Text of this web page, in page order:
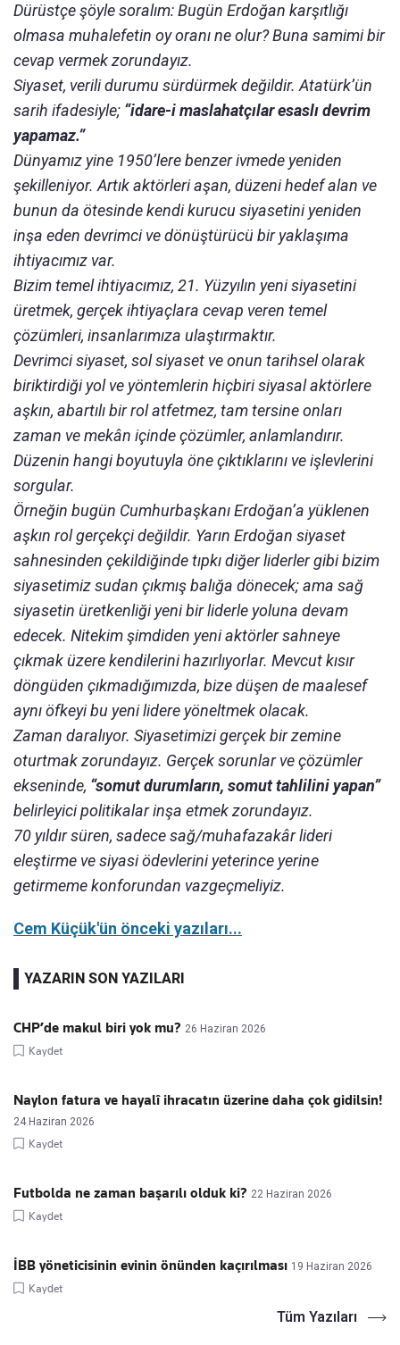
Dürüstçe şöyle soralım: Bugün Erdoğan karşıtlığı
olmasa muhalefetin oy oranı ne olur? Buna samimi bir
cevap vermek zorundayız.
Siyaset, verili durumu sürdürmek değildir. Atatürk’ün
sarih ifadesiyle; “idare-i maslahatçılar esaslı devrim
yapamaz.”
Dünyamız yine 1950’lere benzer ivmede yeniden
şekilleniyor. Artık aktörleri aşan, düzeni hedef alan ve
bunun da ötesinde kendi kurucu siyasetini yeniden
inşa eden devrimci ve dönüştürücü bir yaklaşıma
ihtiyacımız var.
Bizim temel ihtiyacımız, 21. Yüzyılın yeni siyasetini
üretmek, gerçek ihtiyaçlara cevap veren temel
çözümleri, insanlarımıza ulaştırmaktır.
Devrimci siyaset, sol siyaset ve onun tarihsel olarak
biriktirdiği yol ve yöntemlerin hiçbiri siyasal aktörlere
aşkın, abartılı bir rol atfetmez, tam tersine onları
zaman ve mekân içinde çözümler, anlamlandırır.
Düzenin hangi boyutuyla öne çıktıklarını ve işlevlerini
sorgular.
Örneğin bugün Cumhurbaşkanı Erdoğan’a yüklenen
aşkın rol gerçekçi değildir. Yarın Erdoğan siyaset
sahnesinden çekildiğinde tıpkı diğer liderler gibi bizim
siyasetimiz sudan çıkmış balığa dönecek; ama sağ
siyasetin üretkenliği yeni bir liderle yoluna devam
edecek. Nitekim şimdiden yeni aktörler sahneye
çıkmak üzere kendilerini hazırlıyorlar. Mevcut kısır
döngüden çıkmadığımızda, bize düşen de maalesef
aynı öfkeyi bu yeni lidere yöneltmek olacak.
Zaman daralıyor. Siyasetimizi gerçek bir zemine
oturtmak zorundayız. Gerçek sorunlar ve çözümler
ekseninde, “somut durumların, somut tahlilini yapan”
belirleyici politikalar inşa etmek zorundayız.
70 yıldır süren, sadece sağ/muhafazakâr lideri
eleştirme ve siyasi ödevlerini yeterince yerine
getirmeme konforundan vazgeçmeliyiz.
Cem Küçük'ün önceki yazıları...
YAZARIN SON YAZILARI
CHP’de makul biri yok mu? 26 Haziran 2026
Kaydet
Naylon fatura ve hayalî ihracatın üzerine daha çok gidilsin!
24 Haziran 2026
Kaydet
Futbolda ne zaman başarılı olduk ki? 22 Haziran 2026
Kaydet
İBB yöneticisinin evinin önünden kaçırılması 19 Haziran 2026
Kaydet
Tüm Yazıları